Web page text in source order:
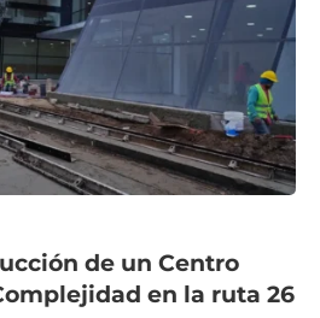
de un Centro
en la ruta 26